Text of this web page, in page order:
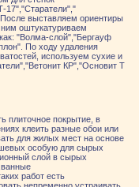
17","Старатели","
выставляем ориентиры
оштукатуриваем
"Волма-слой","Бергауф
По ходу удаления
используем сухие и
КР","Основит Т
плиточное покрытие, в
клеить разные обои или
для жилых мест на основе
особую для сырых
слой в сырых
работ есть